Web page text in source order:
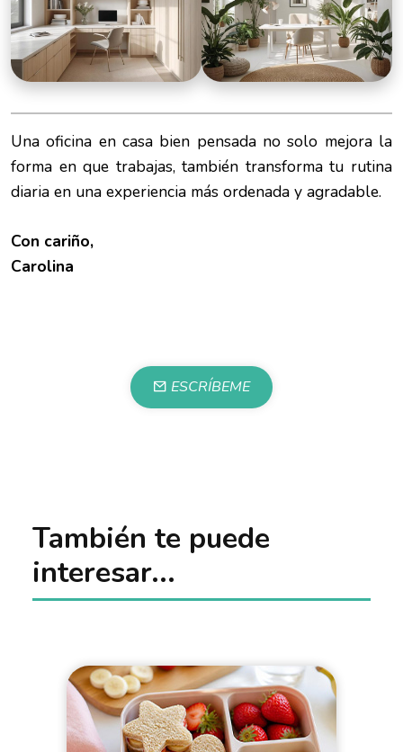
Una oficina en casa bien pensada no solo mejora la
forma en que trabajas, también transforma tu rutina
diaria en una experiencia más ordenada y agradable.
Con cariño,
Carolina
ESCRÍBEME
También te puede
interesar...